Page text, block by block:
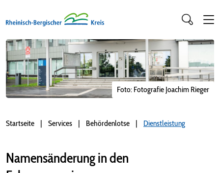
Foto: Fotografie Joachim Rieger
Startseite Services Behördenlotse Dienstleistung
Namensänderung in den